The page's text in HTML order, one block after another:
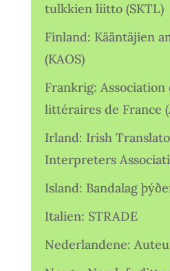
tulkkien liitto (SKTL)
Finland: Kääntäjien
(KAOS)
Frankrig:
littéraires de France
Irland: Irish
Interpreters
Island: Bandalag
Italien: STRADE
Nederlandene: